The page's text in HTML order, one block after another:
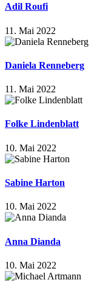
Adil Roufi
11. Mai 2022
Daniela Renneberg
11. Mai 2022
Folke Lindenblatt
10. Mai 2022
Sabine Harton
10. Mai 2022
Anna Dianda
10. Mai 2022